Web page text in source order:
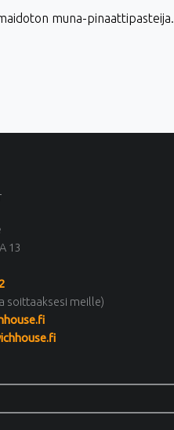
muna-pinaattipasteija.
13
soittaaksesi meille)